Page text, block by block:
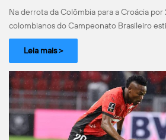
Na derrota da Colômbia para a Croácia por
colombianos do Campeonato Brasileiro
Leia mais >